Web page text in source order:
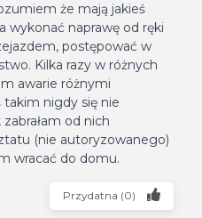
że mają jakieś
wykonać naprawę od ręki
postępować w
Kilka razy w różnych
awarie różnymi
nigdy się nie
od nich
(nie autoryzowanego)
wracać do domu.
Przydatna (0)